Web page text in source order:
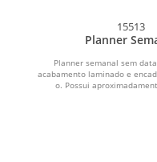
15513
Planner
Planner semanal sem
acabamento laminado e
o. Possui